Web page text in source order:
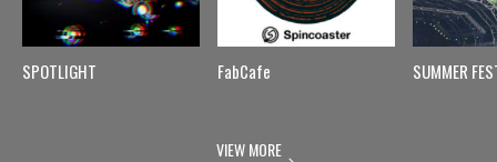
SPOTLIGHT FabCafe SUMMER
VIEW MORE